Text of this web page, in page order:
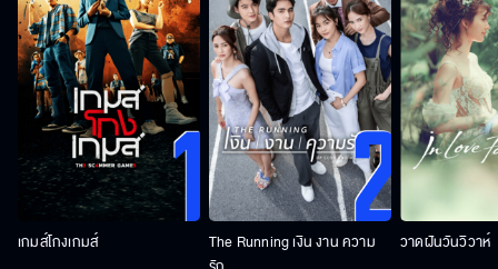
เกมส์โกงเกมส์
The Running เงิน งาน ความ
วาดฝันวันวิวาห์